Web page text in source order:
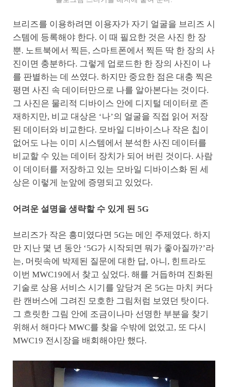
브리즈를 이용하려면 이용자가 자기 얼굴을 브리즈 시
스템에 등록해야 한다. 이 때 필요한 것은 사진 한 장
뿐. 노트북에서 찍든, 스마트폰에서 찍든 딱 한 장의 사
진이면 충분하다. 그렇게 업로드한 한 장의 사진이 나
를 판별하는 데 쓰였다. 하지만 중요한 점은 대충 찍은
평면 사진 속 데이터만으로 나를 알아본다는 것이다.
그 사진은 물리적 디바이스 안에 디지털 데이터로 존
재하지만, 비교 대상은 ‘나’의 얼굴을 직접 읽어 저장
된 데이터와 비교한다. 모바일 디바이스나 작은 칩이
없어도 나는 이미 시스템에서 분석한 사진 데이터를
비교할 수 있는 데이터 장치가 되어 버린 것이다. 사람
이 데이터를 저장하고 있는 모바일 디바이스화 된 세
상은 이렇게 눈앞에 증명되고 있었다.
어려운 설명을 생략할 수 있게 된 5G
브리즈가 작은 흥미였다면 5G는 메인 주제였다. 하지
만 지난 몇 년 동안 ‘5G가 시작되면 뭐가 좋아질까?’라
는, 머릿속에 박제된 질문에 대한 답, 아니, 힌트라도
이번 MWC19에서 찾고 싶었다. 해를 거듭하며 진화된
기술로 상용 서비스 시기를 앞당겨 온 5G는 마치 커다
란 캔버스에 그려진 모호한 그림처럼 보였던 탓이다.
그 흐릿한 그림 안에 조금이나마 선명한 부분을 찾기
위해서 해마다 MWC를 찾을 수밖에 없었고, 또 다시
MWC19 전시장을 배회해야만 했다.